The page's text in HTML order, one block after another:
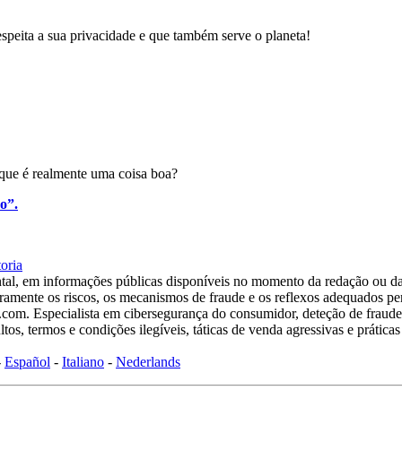
a sua privacidade e que também serve o planeta!
é realmente uma coisa boa?
em informações públicas disponíveis no momento da redação ou
os riscos, os mecanismos de fraude e os reflexos adequados
Especialista em cibersegurança do consumidor, deteção de
termos e condições ilegíveis, táticas de venda agressivas e
Español - Italiano - Nederlands